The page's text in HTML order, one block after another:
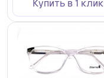
Купить в 1 клик